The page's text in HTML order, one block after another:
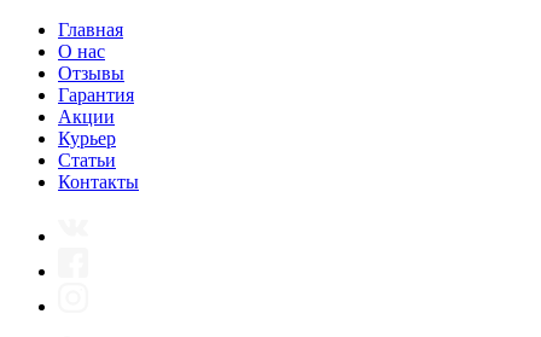
Главная
О нас
Отзывы
Гарантия
Акции
Курьер
Статьи
Контакты